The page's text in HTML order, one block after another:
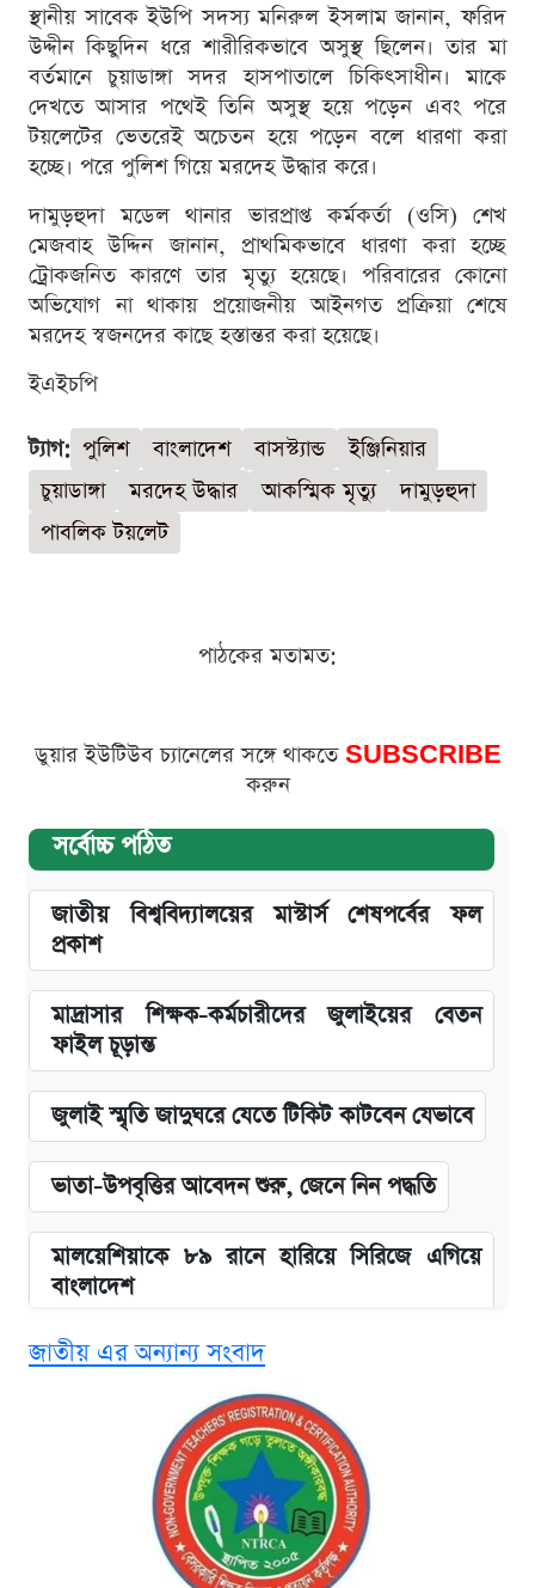
স্থানীয় সাবেক ইউপি সদস্য মনিরুল ইসলাম জানান, ফরিদ
উদ্দীন কিছুদিন ধরে শারীরিকভাবে অসুস্থ ছিলেন। তার মা
বর্তমানে চুয়াডাঙ্গা সদর হাসপাতালে চিকিৎসাধীন। মাকে
দেখতে আসার পথেই তিনি অসুস্থ হয়ে পড়েন এবং পরে
টয়লেটের ভেতরেই অচেতন হয়ে পড়েন বলে ধারণা করা
হচ্ছে। পরে পুলিশ গিয়ে মরদেহ উদ্ধার করে।
দামুড়হুদা মডেল থানার ভারপ্রাপ্ত কর্মকর্তা (ওসি) শেখ
মেজবাহ উদ্দিন জানান, প্রাথমিকভাবে ধারণা করা হচ্ছে
ট্রোকজনিত কারণে তার মৃত্যু হয়েছে। পরিবারের কোনো
অভিযোগ না থাকায় প্রয়োজনীয় আইনগত প্রক্রিয়া শেষে
মরদেহ স্বজনদের কাছে হস্তান্তর করা হয়েছে।
ইএইচপি
ট্যাগ: পুলিশ বাংলাদেশ বাসস্ট্যান্ড
ইঞ্জিনিয়ার
চুয়াডাঙ্গা
মরদেহ উদ্ধার আকস্মিক মৃত্যু
দামুড়হুদা
পাবলিক টয়লেট
পাঠকের মতামত:
ডুয়ার ইউটিউব চ্যানেলের সঙ্গে থাকতে SUBSCRIBE
করুন
সর্বোচ্চ পঠিত
জাতীয় বিশ্ববিদ্যালয়ের মাস্টার্স শেষপর্বের ফল
প্রকাশ
মাদ্রাসার শিক্ষক-কর্মচারীদের জুলাইয়ের বেতন
ফাইল চূড়ান্ত
জুলাই স্মৃতি জাদুঘরে যেতে টিকিট কাটবেন যেভাবে
ভাতা-উপবৃত্তির আবেদন শুরু, জেনে নিন পদ্ধতি
মালয়েশিয়াকে ৮৯ রানে হারিয়ে সিরিজে এগিয়ে
বাংলাদেশ
এসএসসির ফল পুনঃনিরীক্ষণে আবেদন করবেন
দাখিল ও কারিগরি বোর্ডের ফল দেখবেন যেভাবে
আজকের বাজারে স্বর্ণের দাম (৯ আগস্ট)
জাতীয় এর অন্যান্য সংবাদ